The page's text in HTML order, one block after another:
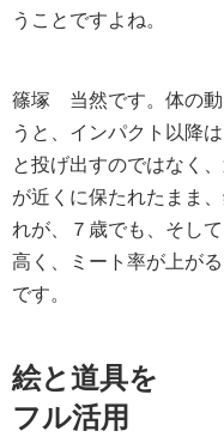
うことですよね。
篠塚 当然です。体の動
うと、インパクト以降
と投げ出すのではなく
が近くに保たれたまま
れが、７歳でも、そし
高く、ミート率が上が
です。
絵と道具を
フル活用